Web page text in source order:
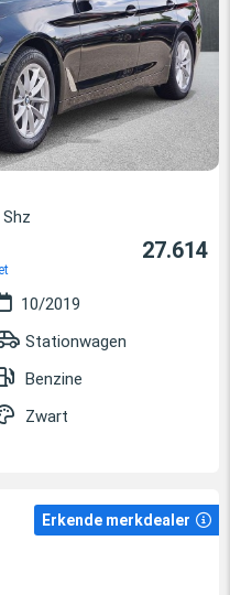
27.614
10/2019
Stationwagen
Benzine
Zwart
Erkende merkdealer